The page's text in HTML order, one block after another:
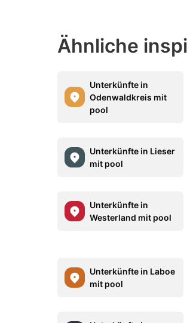
Ähnliche
Unterkünfte in
Odenwaldkreis mit
pool
Unterkünfte in Lieser
mit pool
Unterkünfte in
Westerland mit pool
Unterkünfte in Laboe
mit pool